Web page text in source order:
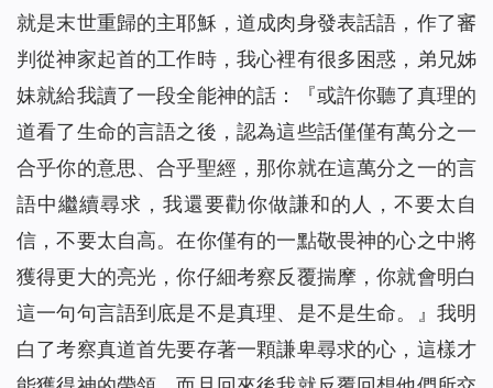
就是末世重歸的主耶穌，道成肉身發表話語，作了審
判從神家起首的工作時，我心裡有很多困惑，弟兄姊
妹就給我讀了一段全能神的話：『或許你聽了真理的
道看了生命的言語之後，認為這些話僅僅有萬分之一
合乎你的意思、合乎聖經，那你就在這萬分之一的言
語中繼續尋求，我還要勸你做謙和的人，不要太自
信，不要太自高。在你僅有的一點敬畏神的心之中將
獲得更大的亮光，你仔細考察反覆揣摩，你就會明白
這一句句言語到底是不是真理、是不是生命。』 我明
白了考察真道首先要存著一顆謙卑尋求的心，這樣才